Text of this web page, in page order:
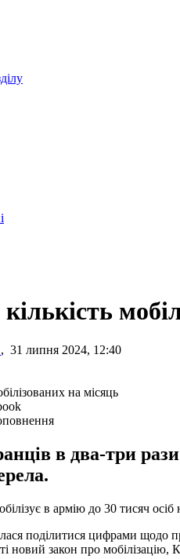
, 31 липня 2024, 12:40
в два-три
в армію до 30 тисяч
поділитися цифрами щодо
новий закон про мобілізацію,